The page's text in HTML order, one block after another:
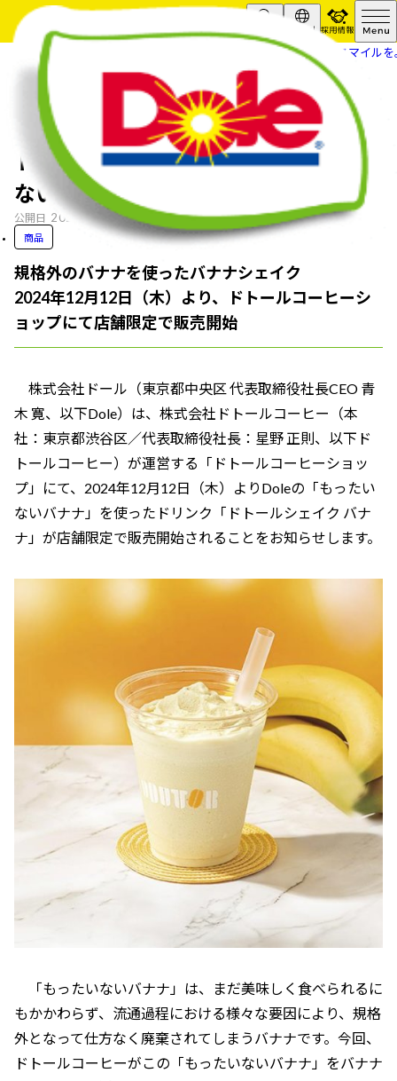
Search Global
採用情報
“フルーツでスマイル
“フルーツでスマイルを。”のDole ド
トールコーヒーショップと「もったい
ないバナナ」でコラボ決定
公開日 2024.12.12
商品
規格外のバナナを使ったバナナシェイク
2024年12月12日（木）より、ドトールコーヒーシ
ョップにて店舗限定で販売開始
株式会社ドール（東京都中央区 代表取締役社長CEO 青
木 寛、以下Dole）は、株式会社ドトールコーヒー（本
社：東京都渋谷区／代表取締役社長：星野 正則、以下ド
トールコーヒー）が運営する「ドトールコーヒーショッ
プ」にて、2024年12月12日（木）よりDoleの「もったい
ないバナナ」を使ったドリンク「ドトールシェイク バナ
ナ」が店舗限定で販売開始されることをお知らせします。
「もったいないバナナ」は、まだ美味しく食べられるに
もかかわらず、流通過程における様々な要因により、規格
外となって仕方なく廃棄されてしまうバナナです。今回、
ドトールコーヒーがこの「もったいないバナナ」をバナナ